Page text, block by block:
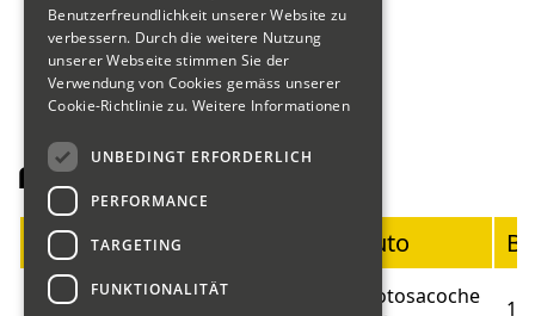
Fahrerliste Motorräder
Startnummer
Auto
01
Blumer
Motosacoche
Benutzerfreundlichkeit unserer Website zu
verbessern. Durch die weitere Nutzung
unserer Webseite stimmen Sie der
Verwendung von Cookies gemäss unserer
Cookie-Richtlinie zu. Weitere Informationen
UNBEDINGT ERFORDERLICH
PERFORMANCE
TARGETING
FUNKTIONALITÄT